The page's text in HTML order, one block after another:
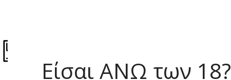
Είσαι ΑΝΩ των 18?